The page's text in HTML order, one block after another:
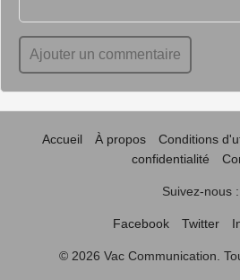
Ajouter un commentaire
Accueil À propos Conditions
confidentialité
Suivez-nous :
Facebook Twitter
© 2026 Vac Communication.